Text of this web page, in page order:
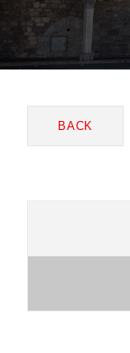
BACK